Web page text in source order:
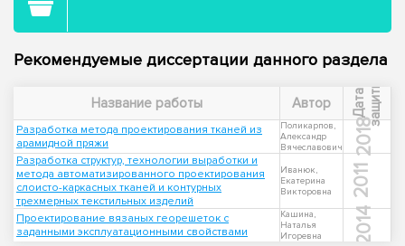
Рекомендуемые диссертации данного раздела
Название работы Автор Д
а
т
а
з
а
щ
и
т ы
Разработка метода проектирования тканей из
арамидной пряжи
Поликарпов,
Александр
Вячеславович
2018
Разработка структур, технологии выработки и
метода автоматизированного проектирования
слоисто-каркасных тканей и контурных
трехмерных текстильных изделий
Иванюк,
Екатерина
Викторовна
2011
Проектирование вязаных георешеток с
заданными эксплуатационными свойствами
Кашина,
Наталья
Игоревна
2014